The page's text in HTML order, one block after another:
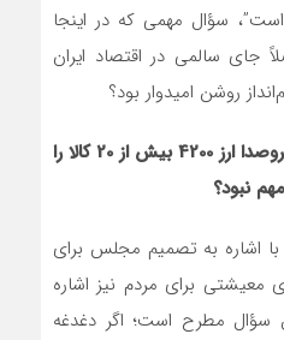
سؤال مهمی که در اینجا
جای سالمی در اقتصاد ایران
روشن امیدوار بود؟
* آقای روحانی، وقتی بی سروصدا ارز 4200 بیش از 20 کالا را
نبود؟
اشاره به تصمیم مجلس برای
دغدغه‌های معیشتی برای مردم نیز اشاره
سؤال مطرح است؛ اگر دغدغه